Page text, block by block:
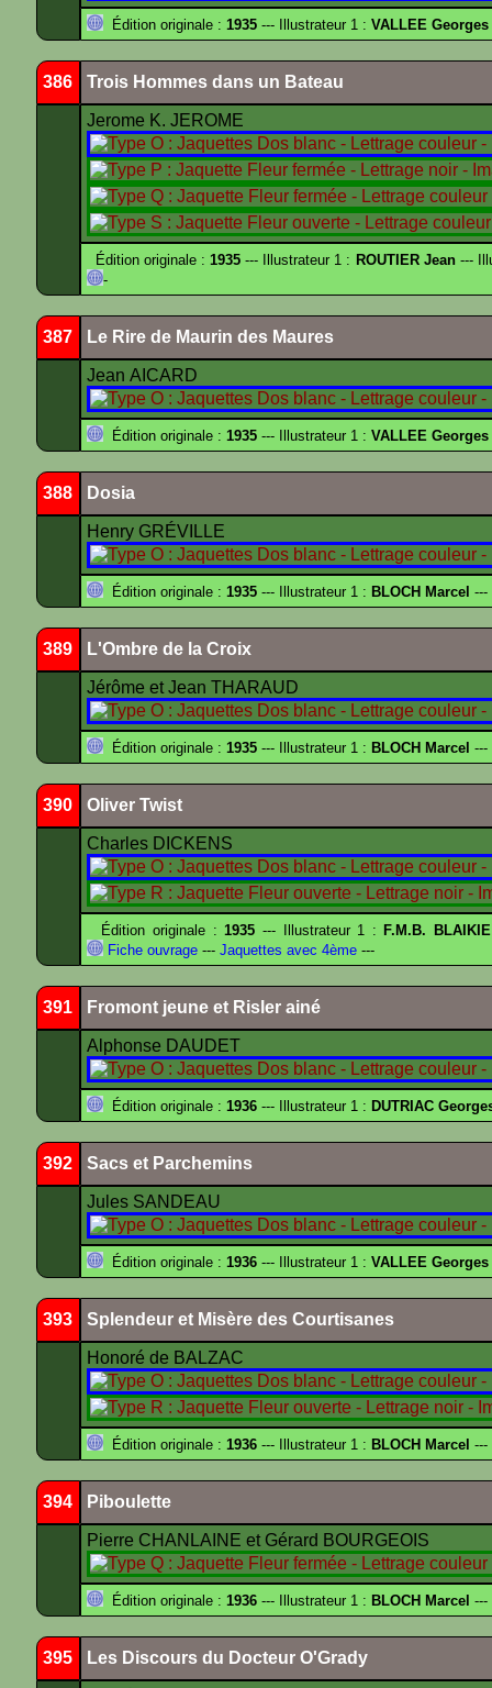
Édition originale : 1935 --- Illustrateur 1 : VALLEE Georges
386 Trois Hommes dans un Bateau
Jerome K. JEROME
Édition originale :1935 --- Illustrateur 1 : ROUTIER Jean---
-
387 Le Rire de Maurin des Maures
Jean AICARD
Édition originale : 1935 --- Illustrateur 1 : VALLEE Georges
388 Dosia
Henry GRÉVILLE
Édition originale : 1935 --- Illustrateur 1 : BLOCH Marcel ---
389 L'Ombre de la Croix
Jérôme et Jean THARAUD
Édition originale : 1935 --- Illustrateur 1 : BLOCH Marcel ---
390 Oliver Twist
Charles DICKENS
Édition originale :1935 --- Illustrateur 1 : F.M.B.
Fiche ouvrage --- Jaquettes avec 4ème ---
391 Fromont jeune et Risler ainé
Alphonse DAUDET
Édition originale : 1936 --- Illustrateur 1 : DUTRIAC
392 Sacs et Parchemins
Jules SANDEAU
Édition originale : 1936 --- Illustrateur 1 : VALLEE Georges
393 Splendeur et Misère des Courtisanes
Honoré de BALZAC
Édition originale : 1936 --- Illustrateur 1 : BLOCH Marcel ---
394 Piboulette
Pierre CHANLAINE et Gérard BOURGEOIS
Édition originale : 1936 --- Illustrateur 1 : BLOCH Marcel ---
395 Les Discours du Docteur O'Grady